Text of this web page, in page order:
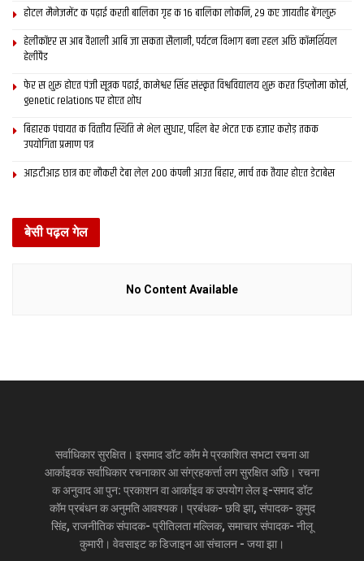
होटल मैनेजमेंट क पढ़ाई करती बालिका गृह क 16 बालिका लोकनि, 29 कए जायतीह बेंगलुरु
हेलीकॉप्टर स आब वैशाली आबि जा सकता सैलानी, पर्यटन विभाग बना रहल अछि कॉमर्शियल
हेलीपैड
फेर स शुरू होएत पंजी सूत्रक पढाई, कामेश्वर सिंह संस्कृत विश्वविद्यालय शुरू करत डिप्लोमा कोर्स,
genetic relations पर होएत शोध
बिहारक पंचायत क वित्‍तीय स्थिति मे भेल सुधार, पहिल बेर भेटत एक हजार करोड़ तकक
उपयोगिता प्रमाण पत्र
आइटीआइ छात्र कए नौकरी देबा लेल 200 कंपनी आउत बिहार, मार्च तक तैयार होएत डेटाबेस
बेसी पढ़ल गेल
No Content Available
सर्वाधिकार सुरक्षित। इसमाद डॉट कॉम मे प्रकाशित सभटा रचना आ
आर्काइवक सर्वाधिकार रचनाकार आ संग्रहकर्त्ता लग सुरक्षित अछि। रचना
क अनुवाद आ पुन: प्रकाशन वा आर्काइव क उपयोग लेल इ-समाद डॉट
कॉम प्रबंधन क अनुमति आवश्यक। प्रबंधक- छवि झा, संपादक- कुमुद
सिंह, राजनीतिक संपादक- प्रीतिलता मल्लिक, समाचार संपादक- नीलू
कुमारी। वेवसाइट क डिजाइन आ संचालन - जया झा।